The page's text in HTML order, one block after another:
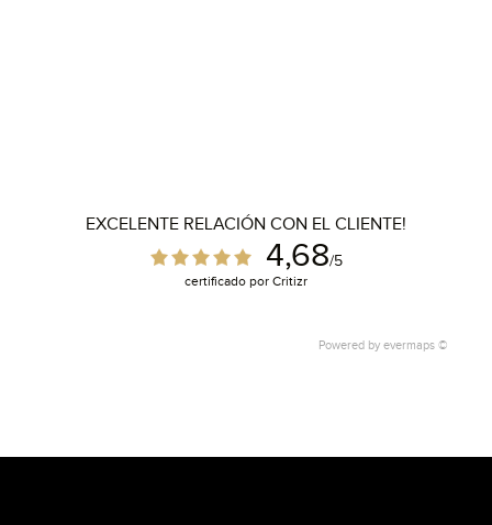
EXCELENTE RELACIÓN CON EL CLIENTE!
4,68/5
certificado por Critizr
Powered by evermaps ©